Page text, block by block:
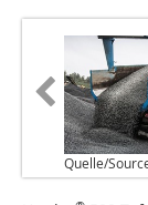
Quelle/